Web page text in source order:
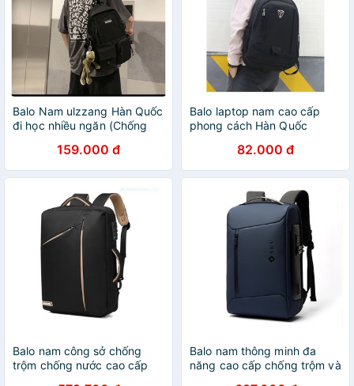
Balo Nam ulzzang Hàn Quốc
đi học nhiều ngăn (Chống
159.000 đ
Balo laptop nam cao cấp
phong cách Hàn Quốc
82.000 đ
Balo nam công sở chống
trộm chống nước cao cấp
Balo nam thông minh đa
năng cao cấp chống trộm và